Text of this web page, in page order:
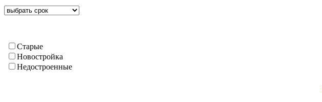
Шахристан
Хатлон
Бохтар (Кургантюбе)
Васе
Вахш
Старые
Новостройка
Недостроенные